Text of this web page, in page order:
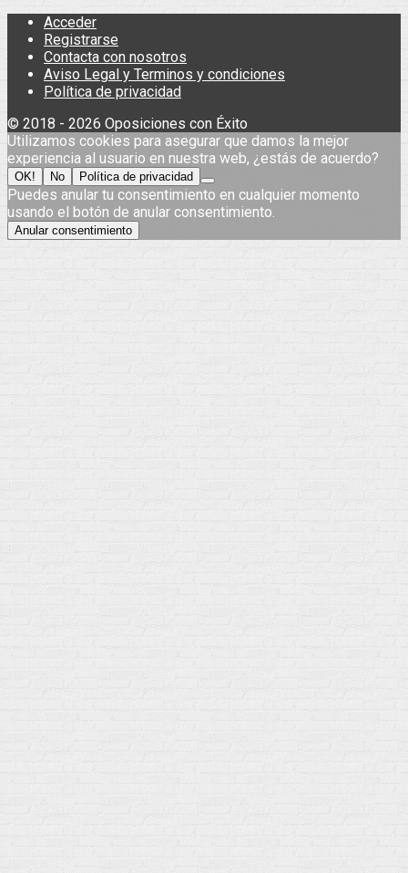
Acceder
Registrarse
Contacta con nosotros
Aviso Legal y Terminos y condiciones
Política de privacidad
© 2018 - 2026 Oposiciones con Éxito
Utilizamos cookies para asegurar que damos la mejor
experiencia al usuario en nuestra web, ¿estás de acuerdo?
OK! No Política de privacidad
Puedes anular tu consentimiento en cualquier momento
usando el botón de anular consentimiento.
Anular consentimiento